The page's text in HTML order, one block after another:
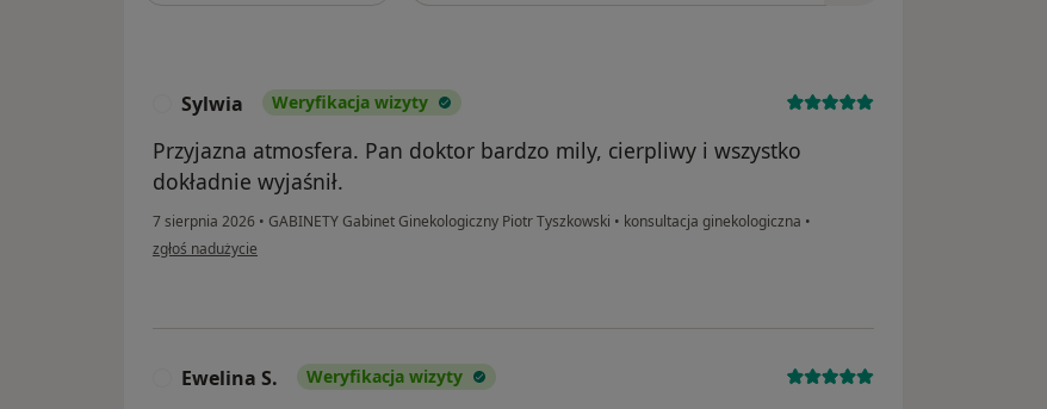
Sylwia Weryfikacja wizyty
Przyjazna atmosfera. Pan doktor bardzo mily, cierpliwy i wszystko
dokładnie wyjaśnił.
7 sierpnia 2026 • GABINETY Gabinet Ginekologiczny Piotr Tyszkowski • konsultacja ginekologiczna •
w opinii użytkownika Sylwia
zgłoś nadużycie
Ewelina S. Weryfikacja wizyty